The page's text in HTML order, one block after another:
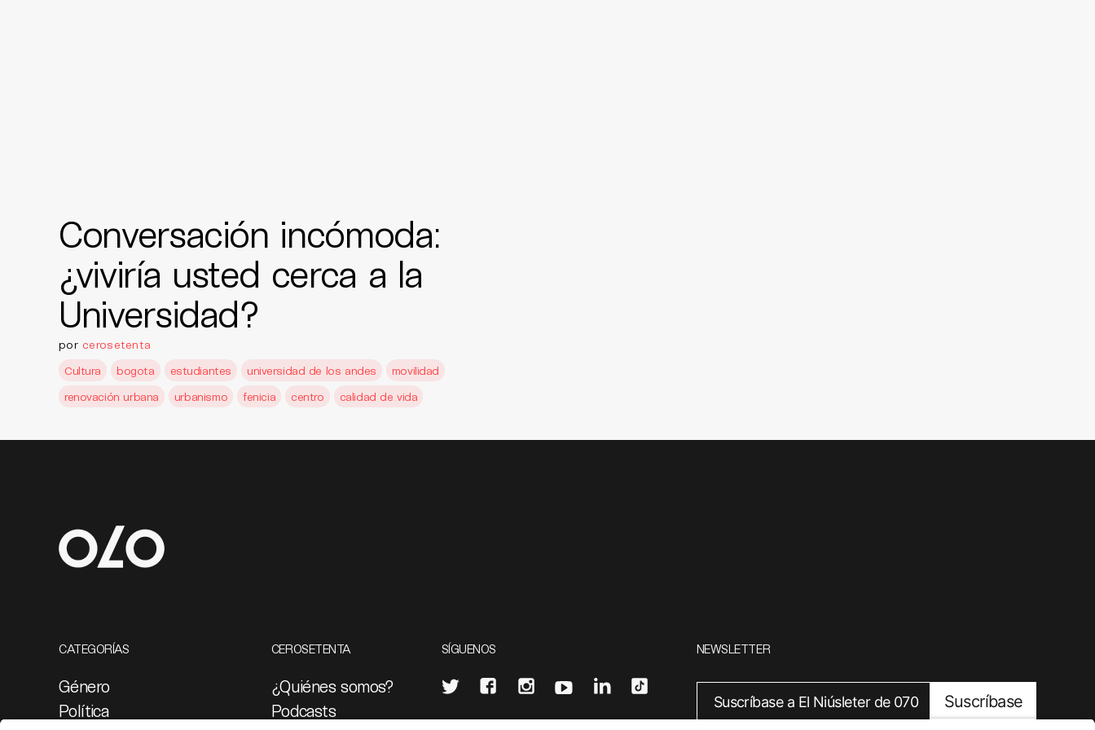
Conversación incómoda:
¿viviría usted cerca a la
Universidad?
por cerosetenta
Cultura
bogota estudiantes universidad de los andes
movilidad
renovación urbana
urbanismo fenicia centro calidad de vida
CATEGORÍAS
Género
Política
CEROSETENTA
¿Quiénes somos?
Podcasts
SÍGUENOS NEWSLETTER
Suscríbase